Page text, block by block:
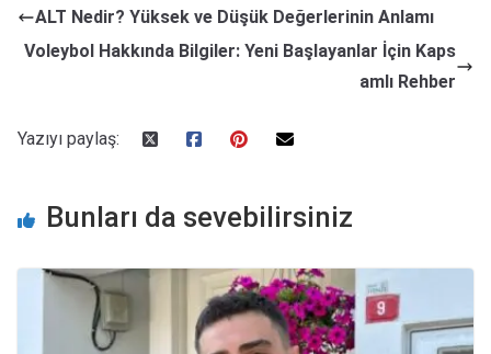
ALT Nedir? Yüksek ve Düşük Değerlerinin Anlamı
Voleybol Hakkında Bilgiler: Yeni Başlayanlar İçin Kaps
amlı Rehber
Yazıyı paylaş:
Bunları da sevebilirsiniz